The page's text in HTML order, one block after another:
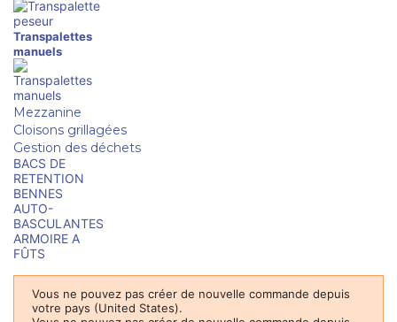
Transpalettes
manuels
Mezzanine
Cloisons grillagées
Gestion des déchets
BACS DE
RETENTION
BENNES
AUTO-
BASCULANTES
ARMOIRE A
FÛTS
Vous ne pouvez pas créer de nouvelle commande depuis
votre pays (United States).